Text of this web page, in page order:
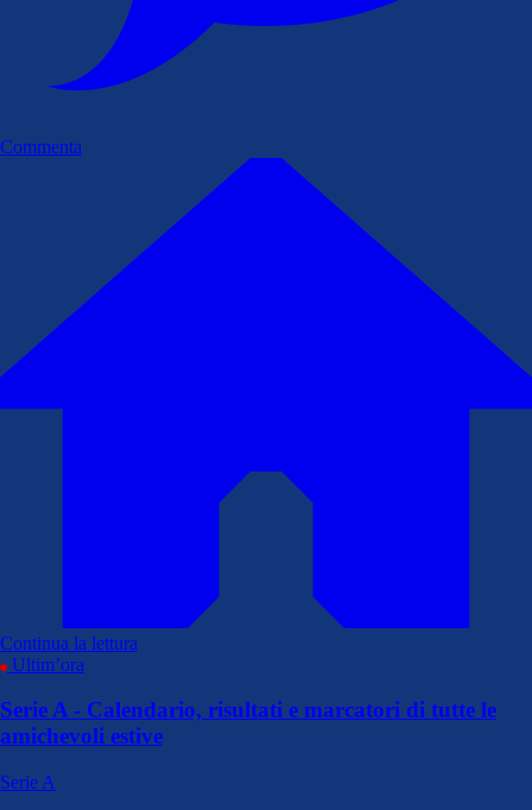
Commenta
Continua la lettura
Ultim’ora
Serie A - Calendario, risultati e marcatori di tutte le
amichevoli estive
Serie A